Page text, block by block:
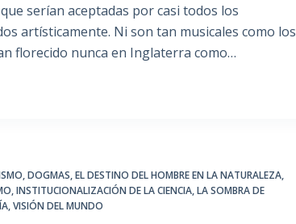
serían aceptadas por casi todos los
artísticamente. Ni son tan musicales como los
florecido nunca en Inglaterra como…
,DOGMAS,EL DESTINO DEL HOMBRE EN LA NATURALEZA,
,INSTITUCIONALIZACIÓN DE LA CIENCIA,LA SOMBRA DE
,VISIÓN DEL MUNDO